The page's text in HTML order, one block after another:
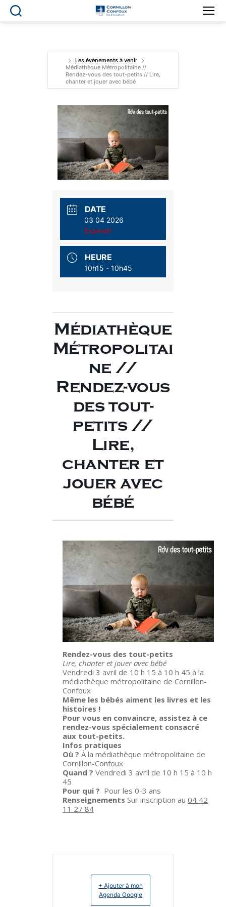
Ville
Confoux
en
Provence
Les évènements à venir
Médiathèque Métropolitaine //
Rendez-vous des tout-petits // Lire,
chanter et jouer avec bébé
DATE
03 04 2026
Expired!
HEURE
10h15 - 10h45
Médiathèque
Métropolitai
ne //
Rendez-vous
des tout-
petits //
Lire,
chanter et
jouer avec
bébé
Rendez-vous des tout-petits
Lire, chanter et jouer avec bébé
Vendredi 3 avril de 10 h 15 à 10 h 45 à la
médiathèque métropolitaine de Cornillon-
Confoux
Même les bébés aiment les livres et les
histoires !
Pour vous en convaincre, assistez à ce
rendez-vous spécialement consacré
aux tout-petits.
Infos pratiques
Où ? À la médiathèque métropolitaine de
Cornillon-Confoux
Quand ? Vendredi 3 avril de 10 h 15 à 10 h
45
Pour qui ? Pour les 0-3 ans
Renseignements Sur inscription au 04 42
11 27 84
+ Ajouter à mon
Agenda Google